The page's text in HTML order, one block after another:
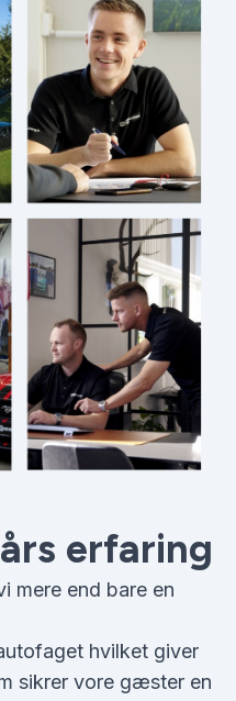
erfaring
mere end bare en
hvilket giver
sikrer vore gæster en